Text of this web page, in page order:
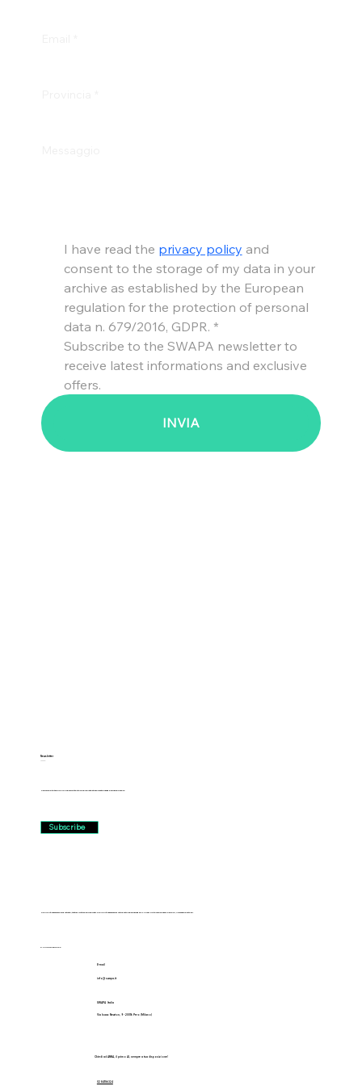
Newsletter
Subscribe to the SWAPA newsletter to receive latest informations and exclusive offers.
Subscribe
P.IVA 11173950962
E-mail
info@ swapa.it
SWAPA Italia
Via Isaac Newton, 9 - 20016 Pero (Milano)
Chiedi ad ANNA, il primo AI, sempre a tua disposizione!
02 84156324
I have read the privacy policy and
consent to the storage of my data in your
archive as established by the European
regulation for the protection of personal
data n. 679/2016, GDPR. *
Subscribe to the SWAPA newsletter to
receive latest informations and exclusive
offers.
INVIA